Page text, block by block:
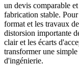
un devis comparable
fabrication stable.
format et les travaux
distorsion importante
clair et les écarts
transformer une
d'ingénierie.